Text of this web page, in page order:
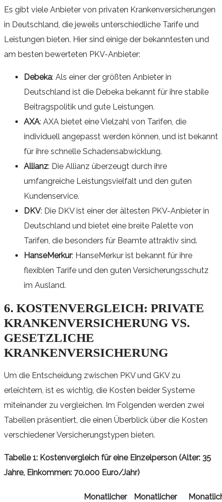
Es gibt viele Anbieter von privaten Krankenversicherungen
in Deutschland, die jeweils unterschiedliche Tarife und
Leistungen bieten. Hier sind einige der bekanntesten und
am besten bewerteten PKV-Anbieter:
Debeka: Als einer der größten Anbieter in
Deutschland ist die Debeka bekannt für ihre stabile
Beitragspolitik und gute Leistungen.
AXA: AXA bietet eine Vielzahl von Tarifen, die
individuell angepasst werden können, und ist bekannt
für ihre schnelle Schadensabwicklung.
Allianz: Die Allianz überzeugt durch ihre
umfangreiche Leistungsvielfalt und den guten
Kundenservice.
DKV: Die DKV ist einer der ältesten PKV-Anbieter in
Deutschland und bietet eine breite Palette von
Tarifen, die besonders für Beamte attraktiv sind.
HanseMerkur: HanseMerkur ist bekannt für ihre
flexiblen Tarife und den guten Versicherungsschutz
im Ausland.
6. KOSTENVERGLEICH: PRIVATE
KRANKENVERSICHERUNG VS.
GESETZLICHE
KRANKENVERSICHERUNG
Um die Entscheidung zwischen PKV und GKV zu
erleichtern, ist es wichtig, die Kosten beider Systeme
miteinander zu vergleichen. Im Folgenden werden zwei
Tabellen präsentiert, die einen Überblick über die Kosten
verschiedener Versicherungstypen bieten.
Tabelle 1: Kostenvergleich für eine Einzelperson (Alter: 35
Jahre, Einkommen: 70.000 Euro/Jahr)
Monatlicher
Monatlicher